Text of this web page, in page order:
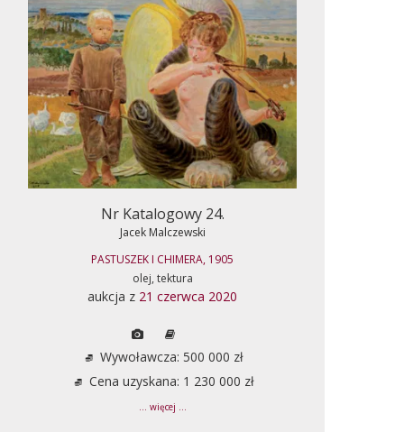
Nr Katalogowy 24.
Jacek Malczewski
PASTUSZEK I CHIMERA, 1905
olej, tektura
aukcja z 21 czerwca 2020
Wywoławcza: 500 000 zł
Cena uzyskana: 1 230 000 zł
... więcej ...